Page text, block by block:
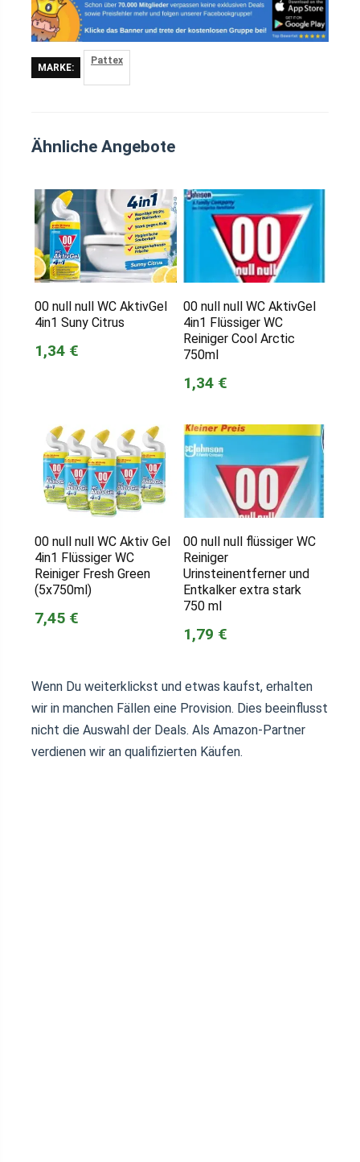
MARKE:
Pattex
Ähnliche Angebote
00 null null WC AktivGel
4in1 Suny Citrus
1,34 €
00 null null WC AktivGel
4in1 Flüssiger WC
Reiniger Cool Arctic
750ml
1,34 €
00 null null WC Aktiv Gel
4in1 Flüssiger WC
Reiniger Fresh Green
(5x750ml)
7,45 €
00 null null flüssiger WC
Reiniger
Urinsteinentferner und
Entkalker extra stark
750 ml
1,79 €
Wenn Du weiterklickst und etwas kaufst, erhalten
wir in manchen Fällen eine Provision. Dies beeinflusst
nicht die Auswahl der Deals. Als Amazon-Partner
verdienen wir an qualifizierten Käufen.